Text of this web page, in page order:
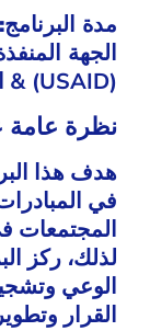
مدة البرنامج:
الجهة
& الوكالة الأمريكية للتنمية الدولية (USAID)
نظرة عامة
هدف هذا
في
المجتمعات
لذلك، ركز
الوعي
القرار